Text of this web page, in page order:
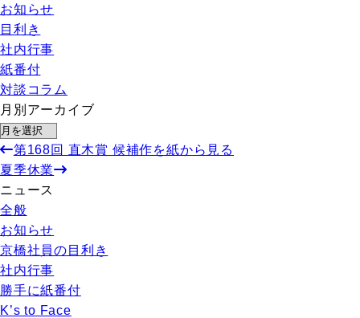
お知らせ
目利き
社内行事
紙番付
対談コラム
月別アーカイブ
第168回 直木賞 候補作を紙から見る
夏季休業
ニュース
全般
お知らせ
京橋社員の目利き
社内行事
勝手に紙番付
K’s to Face